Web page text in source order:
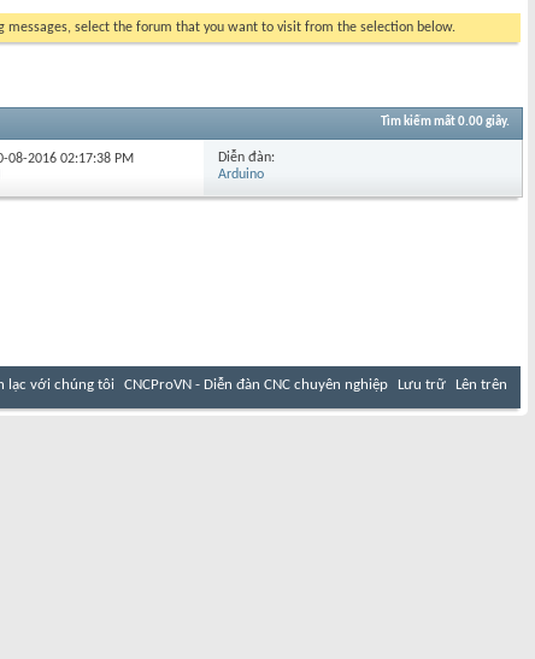
messages, select the forum that you want to visit from the selection below.
Tìm kiếm mất0.00giây.
08-2016 02:17:38 PM
Diễn đàn:
Arduino
lạc với chúng tôi CNCProVN - Diễn đàn CNC chuyên nghiệp Lưu trữ Lên trên